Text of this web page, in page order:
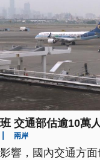
交通部估逾10萬
兩岸
響，國內交通方